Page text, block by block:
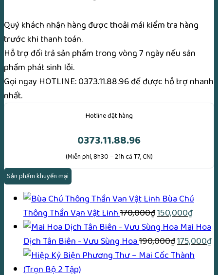
Quý khách nhận hàng được thoải mái kiểm tra hàng
trước khi thanh toán.
Hỗ trợ đổi trả sản phẩm trong vòng 7 ngày nếu sản
phẩm phát sinh lỗi.
Gọi ngay HOTLINE: 0373.11.88.96để được hỗ trợ nhanh
nhất.
Hotline đặt hàng
0373.11.88.96
(Miễn phí, 8h30 – 21h cả T7, CN)
Sản phẩm khuyến mại
Bùa Chú
Thông Thần Vạn Vật Linh170,000₫Giá
gốc
là:
170,000₫.
150,000₫Giá
hiện
tại
là:
Mai Hoa
Dịch Tân Biên - Vưu Sùng Hoa190,000₫Giá
gốc
175,000₫